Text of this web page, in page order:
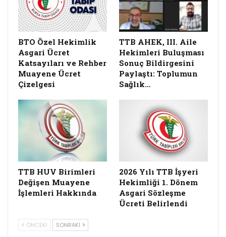
BTO Özel Hekimlik
Asgari Ücret
Katsayıları ve Rehber
Muayene Ücret
Çizelgesi
TTB AHEK, III. Aile
Hekimleri Buluşması
Sonuç Bildirgesini
Paylaştı: Toplumun
Sağlık…
TTB HUV Birimleri
Değişen Muayene
İşlemleri Hakkında
2026 Yılı TTB İşyeri
Hekimliği 1. Dönem
Asgari Sözleşme
Ücreti Belirlendi
ÖNCEKI SONRAKI